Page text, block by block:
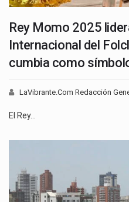
Rey Momo 2025
Internacional del
cumbia como
LaVibrante.Com Redacción
El Rey…